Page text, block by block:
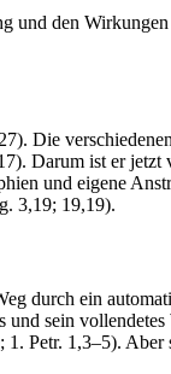
den
Die
Darum ist er
und eigene
3,19; 19,19).
durch ein
sein
Petr. 1,3–5).